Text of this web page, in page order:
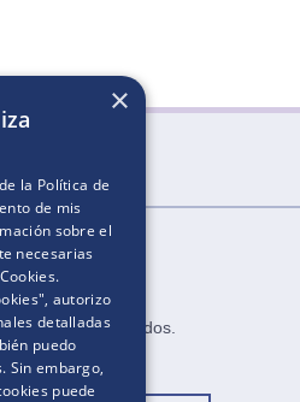
derechos reservados​.​
×
la Política de
de mis
sobre el
necesarias
.
autorizo
detalladas
puedo
Sin embargo,
puede